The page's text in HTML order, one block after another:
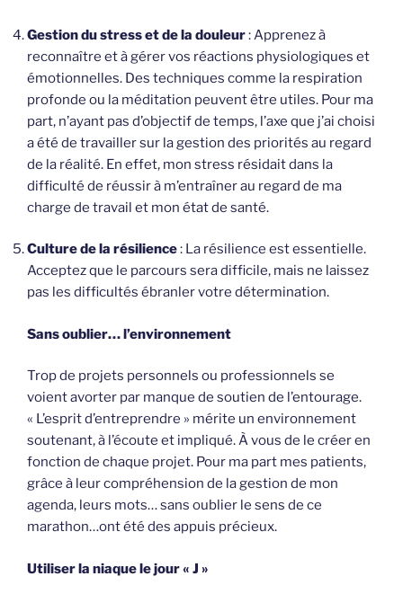
Gestion du stress et de la douleur: Apprenez à
reconnaître et à gérer vos réactions physiologiques et
émotionnelles. Des techniques comme la respiration
profonde ou la méditation peuvent être utiles. Pour ma
part, n’ayant pas d’objectif de temps, l’axe que j’ai choisi
a été de travailler sur la gestion des priorités au regard
de la réalité. En effet, mon stress résidait dans la
difficulté de réussir à m’entraîner au regard de ma
charge de travail et mon état de santé.
Culture de la résilience: La résilience est essentielle.
Acceptez que le parcours sera difficile, mais ne laissez
pas les difficultés ébranler votre détermination.
Sans oublier… l’environnement
Trop de projets personnels ou professionnels se
voient avorter par manque de soutien de l’entourage.
« L’esprit d’entreprendre » mérite un environnement
soutenant, à l’écoute et impliqué. À vous de le créer en
fonction de chaque projet. Pour ma part mes patients,
grâce à leur compréhension de la gestion de mon
agenda, leurs mots… sans oublier le sens de ce
marathon…ont été des appuis précieux.
Utiliser la niaque le jour « J »